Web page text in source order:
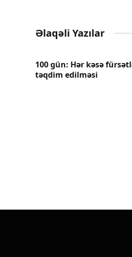
Əlaqəli Yazılar
100 gün: Hər kəsə
təqdim edilməsi